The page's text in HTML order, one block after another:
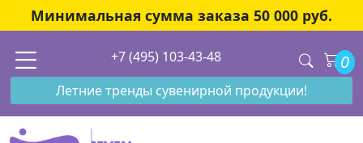
Минимальная сумма заказа 50 000 руб.
+7 (495) 103-43-48 0
Летние тренды сувенирной продукции!